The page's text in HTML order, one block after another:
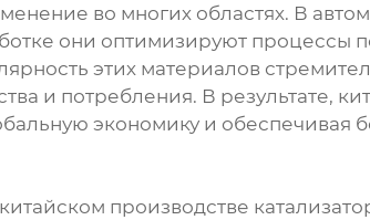
во многих областях. В
они оптимизируют процессы
этих материалов
и потребления. В результате,
экономику и обеспечивая
производстве